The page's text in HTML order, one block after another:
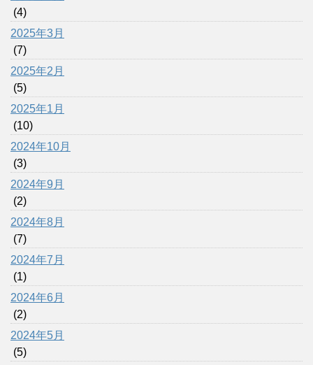
(4)
2025年3月
(7)
2025年2月
(5)
2025年1月
(10)
2024年10月
(3)
2024年9月
(2)
2024年8月
(7)
2024年7月
(1)
2024年6月
(2)
2024年5月
(5)